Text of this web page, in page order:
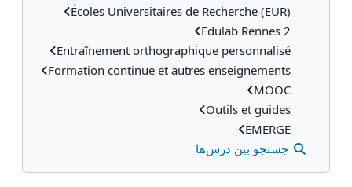
Écoles Universitaires de Recherche (EUR)
Edulab Rennes 2
Entraînement orthographique personnalisé
Formation continue et autres enseignements
MOOC
Outils et guides
EMERGE
جستجو بین درس‌ها